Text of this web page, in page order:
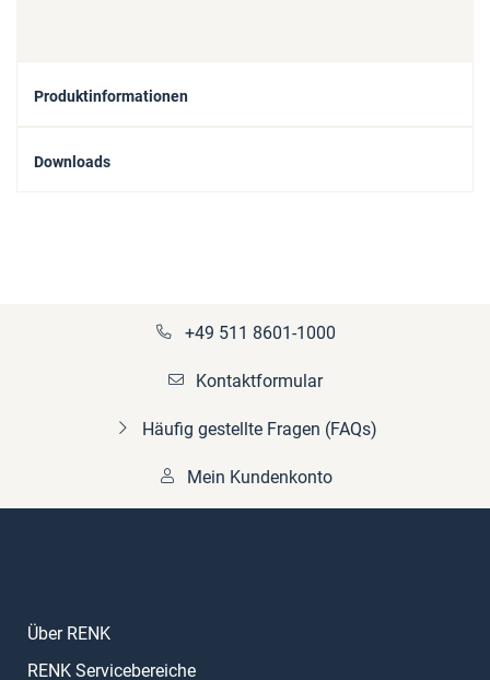
Produktinformationen
Downloads
+49 511 8601-1000
Kontaktformular
Häufig gestellte Fragen (FAQs)
Mein Kundenkonto
Über RENK
RENK Servicebereiche